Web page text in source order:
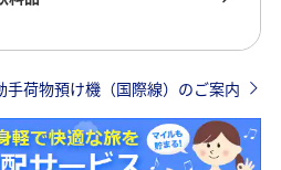
手荷物預け機（国際線）のご案内